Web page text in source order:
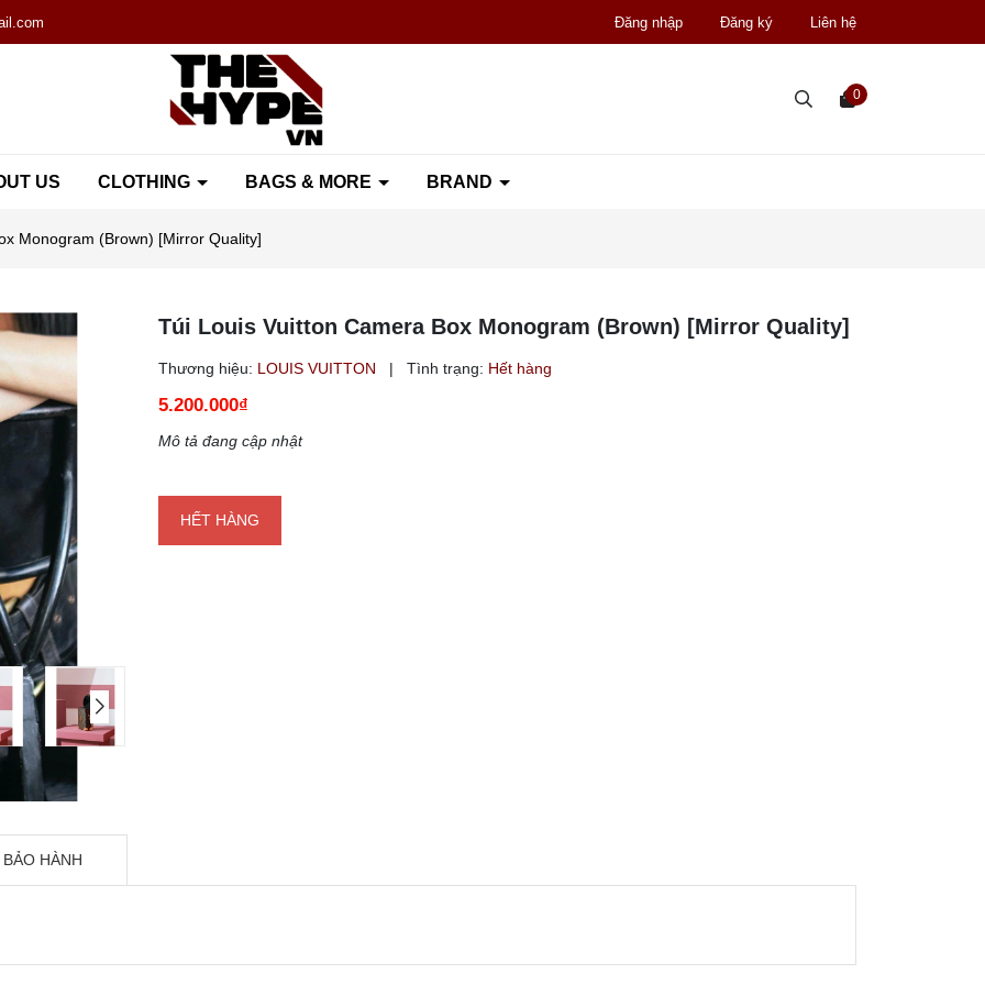
Đăng nhập Đăng ký Liên hệ
US CLOTHING BAGS & MORE BRAND
0
Monogram (Brown) [Mirror Quality]
Túi Louis Vuitton Camera Box Monogram (Brown) [Mirror Quality]
Thương hiệu: LOUIS VUITTON | Tình trạng: Hết hàng
5.200.000₫
Mô tả đang cập nhật
HẾT HÀNG
HÀNH